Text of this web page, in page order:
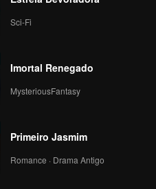
Sci-Fi
Imortal Renegado
MysteriousFantasy
Primeiro Jasmim
Romance · Drama Antigo